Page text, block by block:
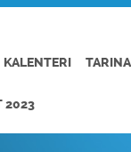
KALENTERI TARINA
2023